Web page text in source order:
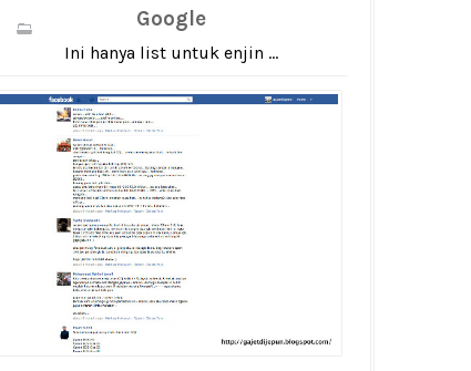
Google
Ini hanya list untuk enjin ...